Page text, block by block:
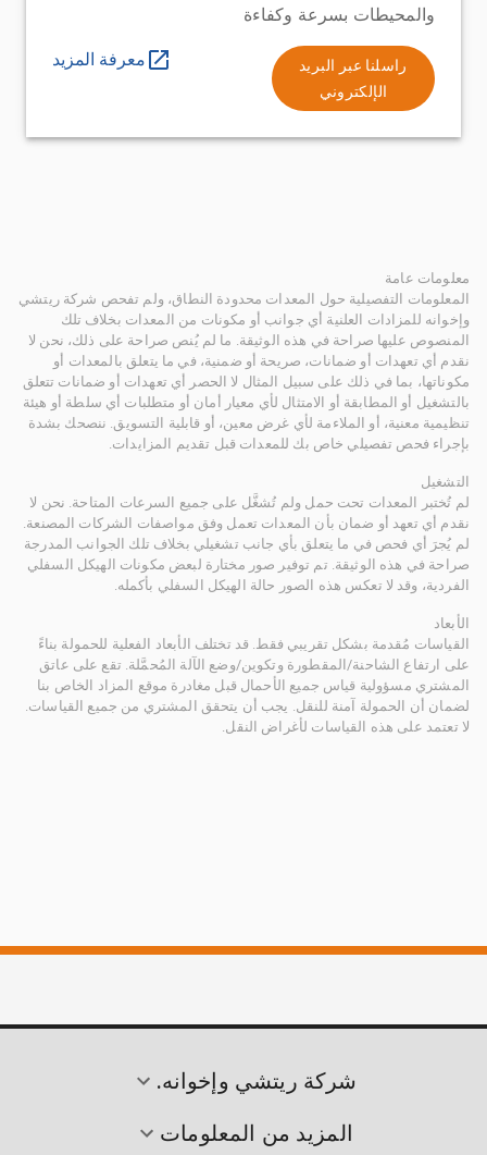
والمحيطات بسرعة وكفاءة
راسلنا عبر البريد
الإلكتروني
معرفة المزيد
معلومات عامة
المعلومات التفصيلية حول المعدات محدودة النطاق، ولم تفحص شركة ريتشي
وإخوانه للمزادات العلنية أي جوانب أو مكونات من المعدات بخلاف تلك
المنصوص عليها صراحة في هذه الوثيقة. ما لم يُنص صراحة على ذلك، نحن لا
نقدم أي تعهدات أو ضمانات، صريحة أو ضمنية، في ما يتعلق بالمعدات أو
مكوناتها، بما في ذلك على سبيل المثال لا الحصر أي تعهدات أو ضمانات تتعلق
بالتشغيل أو المطابقة أو الامتثال لأي معيار أمان أو متطلبات أي سلطة أو هيئة
تنظيمية معنية، أو الملاءمة لأي غرض معين، أو قابلية التسويق. ننصحك بشدة
بإجراء فحص تفصيلي خاص بك للمعدات قبل تقديم المزايدات.
التشغيل
لم تُختبر المعدات تحت حمل ولم تُشغَّل على جميع السرعات المتاحة. نحن لا
نقدم أي تعهد أو ضمان بأن المعدات تعمل وفق مواصفات الشركات المصنعة.
لم يُجرَ أي فحص في ما يتعلق بأي جانب تشغيلي بخلاف تلك الجوانب المدرجة
صراحة في هذه الوثيقة. تم توفير صور مختارة لبعض مكونات الهيكل السفلي
الفردية، وقد لا تعكس هذه الصور حالة الهيكل السفلي بأكمله.
الأبعاد
القياسات مُقدمة بشكل تقريبي فقط. قد تختلف الأبعاد الفعلية للحمولة بناءً
على ارتفاع الشاحنة/المقطورة وتكوين/وضع الآلة المُحمَّلة. تقع على عاتق
المشتري مسؤولية قياس جميع الأحمال قبل مغادرة موقع المزاد الخاص بنا
لضمان أن الحمولة آمنة للنقل. يجب أن يتحقق المشتري من جميع القياسات.
لا تعتمد على هذه القياسات لأغراض النقل.
شركة ريتشي وإخوانه.
المزيد من المعلومات